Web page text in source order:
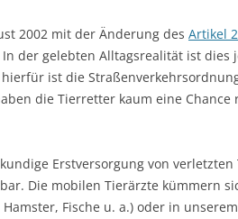
2002 mit der Änderung des Artikel
der gelebten Alltagsrealität ist dies
ist die
die Tierretter kaum eine Chance
Erstversorgung von verletzten
Die mobilen Tierärzte kümmern
Hamster, Fische u. a.) oder in